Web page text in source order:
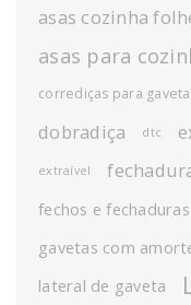
asas cozinha
asas para
corrediças para
dobradiça dtc
extraível
fechos e
gavetas com
lateral de gaveta